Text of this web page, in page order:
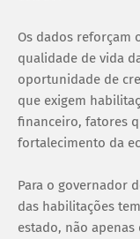
Os dados reforçam
qualidade de vida
oportunidade de
que exigem
financeiro, fatores
fortalecimento da
Para o governador
das habilitações
estado, não